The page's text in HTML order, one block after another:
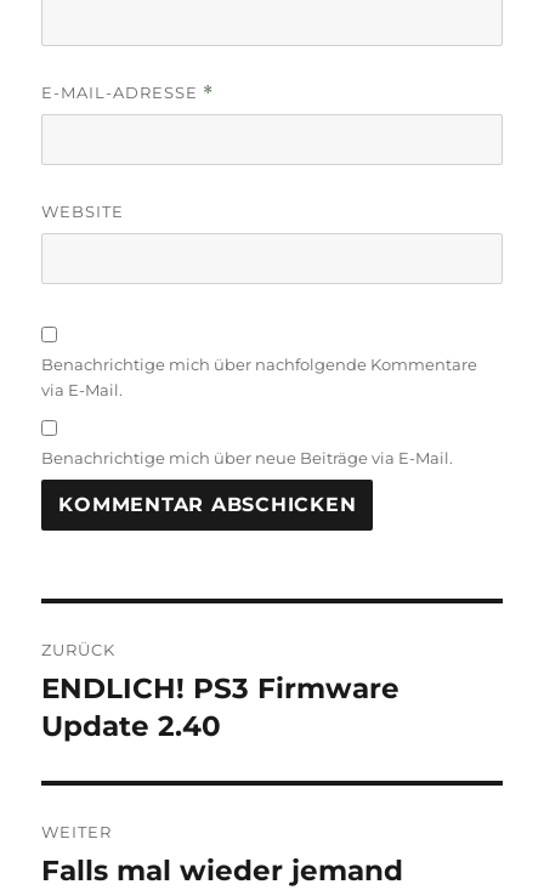
E-MAIL-ADRESSE *
WEBSITE
Benachrichtige mich über nachfolgende Kommentare
via E-Mail.
Benachrichtige mich über neue Beiträge via E-Mail.
ZURÜCK
Vorheriger
Beitrag:
ENDLICH! PS3 Firmware
Update 2.40
WEITER
Nächster
Falls mal wieder jemand